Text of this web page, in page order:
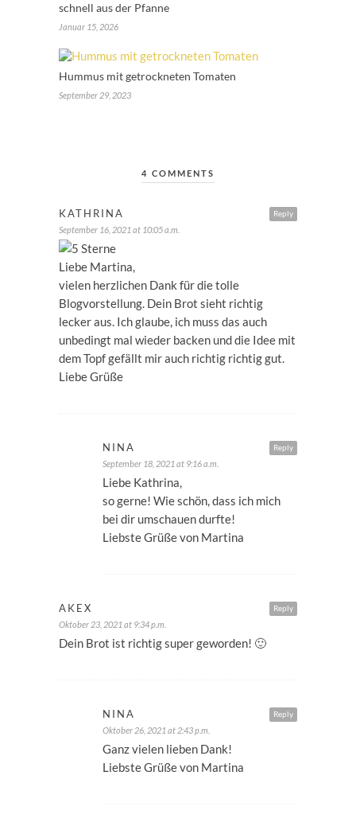
schnell aus der Pfanne
Januar 15, 2026
Hummus mit getrockneten Tomaten
September 29, 2023
4 COMMENTS
Reply
KATHRINA
September 16, 2021 at 10:05 a.m.
Liebe Martina,
vielen herzlichen Dank für die tolle
Blogvorstellung. Dein Brot sieht richtig
lecker aus. Ich glaube, ich muss das auch
unbedingt mal wieder backen und die Idee mit
dem Topf gefällt mir auch richtig richtig gut.
Liebe Grüße
Reply
NINA
September 18, 2021 at 9:16 a.m.
Liebe Kathrina,
so gerne! Wie schön, dass ich mich
bei dir umschauen durfte!
Liebste Grüße von Martina
Reply
AKEX
Oktober 23, 2021 at 9:34 p.m.
Dein Brot ist richtig super geworden! 🙂
Reply
NINA
Oktober 26, 2021 at 2:43 p.m.
Ganz vielen lieben Dank!
Liebste Grüße von Martina